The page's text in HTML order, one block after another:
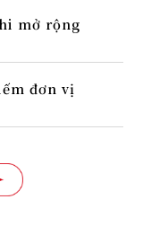
mở rộng
đơn vị